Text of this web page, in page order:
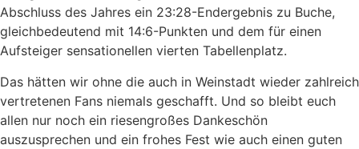
Abschluss des Jahres ein 23:28-Endergebnis zu Buche,
gleichbedeutend mit 14:6-Punkten und dem für einen
Aufsteiger sensationellen vierten Tabellenplatz.
Das hätten wir ohne die auch in Weinstadt wieder zahlreich
vertretenen Fans niemals geschafft. Und so bleibt euch
allen nur noch ein riesengroßes Dankeschön
auszusprechen und ein frohes Fest wie auch einen guten